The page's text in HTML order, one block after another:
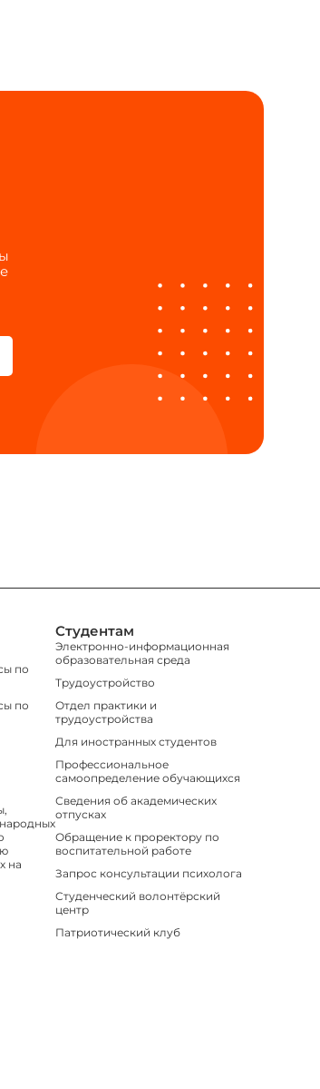
по
по
на
Студентам
Электронно-информационная
образовательная среда
Трудоустройство
Отдел практики и
трудоустройства
Для иностранных студентов
Профессиональное
самоопределение обучающихся
Сведения об академических
отпусках
Обращение к проректору по
воспитательной работе
Запрос консультации психолога
Студенческий волонтёрский
центр
Патриотический клуб